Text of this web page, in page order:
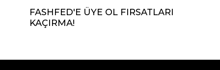
FASHFED'E ÜYE OL FIRSATLARI
KAÇIRMA!